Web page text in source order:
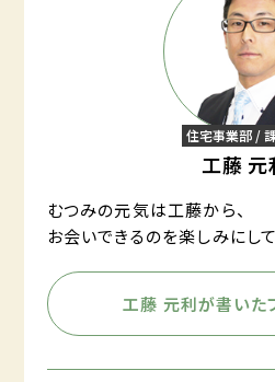
住宅事業部 /
工藤 元
むつみの元気は工藤から、
お会いできるのを楽しみにして
工藤 元利が書いた